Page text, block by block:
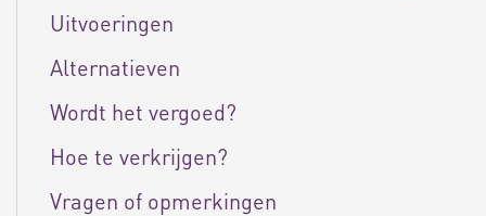
Uitvoeringen
Alternatieven
Wordt het vergoed?
Hoe te verkrijgen?
Vragen of opmerkingen